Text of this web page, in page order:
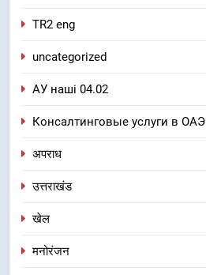
TR2 eng
uncategorized
АУ наші 04.02
Консалтинговые услуги в ОАЭ
अपराध
उत्तराखंड
खेल
मनोरंजन